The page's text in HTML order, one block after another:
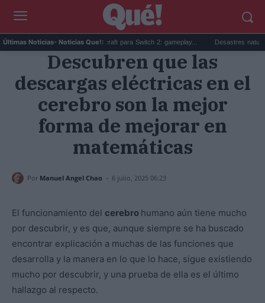
Últimas Noticias- Noticias Que!:
Beta sorpresa de Minecraft para Switch 2: gameplay... Desastres naturales:
Descubren que las
descargas eléctricas en el
cerebro son la mejor
forma de mejorar en
matemáticas
Por Manuel Angel Chao - 6 julio, 2025 06:23
El funcionamiento del cerebro humano aún tiene mucho
por descubrir, y es que, aunque siempre se ha buscado
encontrar explicación a muchas de las funciones que
desarrolla y la manera en lo que lo hace, sigue existiendo
mucho por descubrir, y una prueba de ella es el último
hallazgo al respecto.